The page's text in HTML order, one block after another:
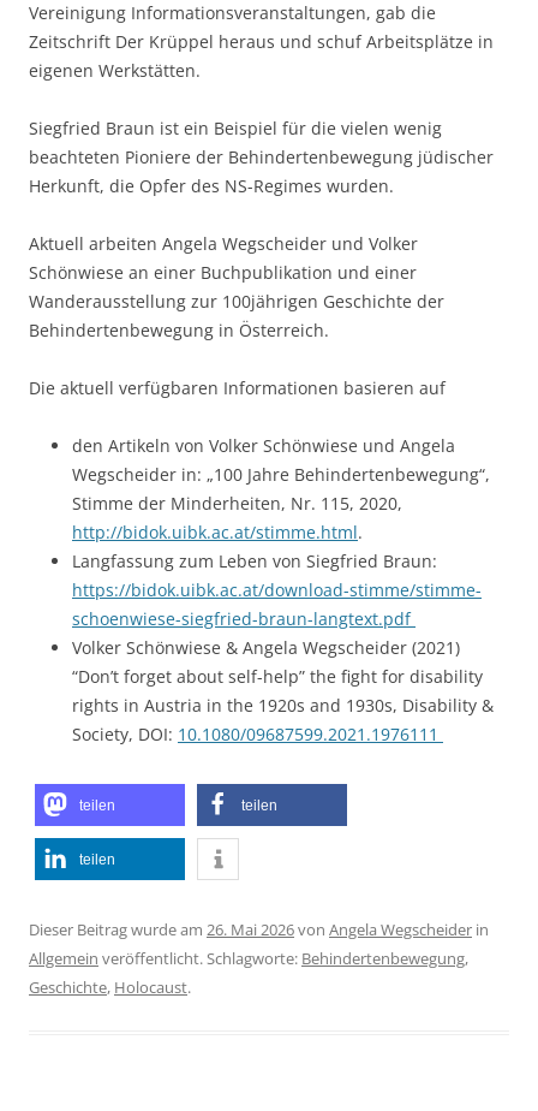
Vereinigung Informationsveranstaltungen, gab die
Zeitschrift Der Krüppel heraus und schuf Arbeitsplätze in
eigenen Werkstätten.
Siegfried Braun ist ein Beispiel für die vielen wenig
beachteten Pioniere der Behindertenbewegung jüdischer
Herkunft, die Opfer des NS-Regimes wurden.
Aktuell arbeiten Angela Wegscheider und Volker
Schönwiese an einer Buchpublikation und einer
Wanderausstellung zur 100jährigen Geschichte der
Behindertenbewegung in Österreich.
Die aktuell verfügbaren Informationen basieren auf
den Artikeln von Volker Schönwiese und Angela
Wegscheider in: „100 Jahre Behindertenbewegung“,
Stimme der Minderheiten, Nr. 115, 2020,
http://bidok.uibk.ac.at/stimme.html.
Langfassung zum Leben von Siegfried Braun:
https://bidok.uibk.ac.at/download-stimme/stimme-
schoenwiese-siegfried-braun-langtext.pdf
Volker Schönwiese & Angela Wegscheider (2021)
“Don’t forget about self-help” the fight for disability
rights in Austria in the 1920s and 1930s, Disability &
Society, DOI: 10.1080/09687599.2021.1976111
teilen teilen
teilen
Dieser Beitrag wurde am 26. Mai 2026von Angela Wegscheider in
Allgemein veröffentlicht. Schlagworte: Behindertenbewegung,
Geschichte, Holocaust.